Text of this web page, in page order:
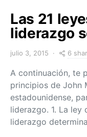
Las 21
liderazgo
julio 3, 2015 6
A continuación, te
principios de John
estadounidense,
liderazgo. 1. La
liderazgo